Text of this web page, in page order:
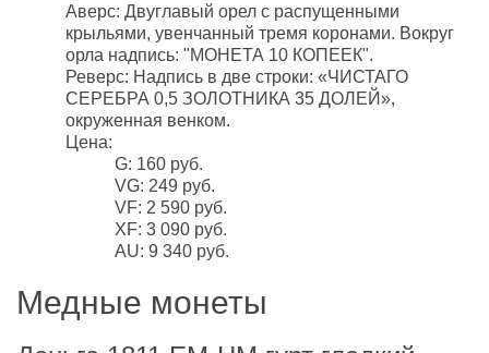
Аверс: Двуглавый орел с распущенными
крыльями, увенчанный тремя коронами. Вокруг
орла надпись: "МОНЕТА 10 КОПЕЕК".
Реверс: Надпись в две строки: «ЧИСТАГО
СЕРЕБРА 0,5 ЗОЛОТНИКА 35 ДОЛЕЙ»,
окруженная венком.
Цена:
G: 160 руб.
VG: 249 руб.
VF: 2 590 руб.
XF: 3 090 руб.
AU: 9 340 руб.
Медные монеты